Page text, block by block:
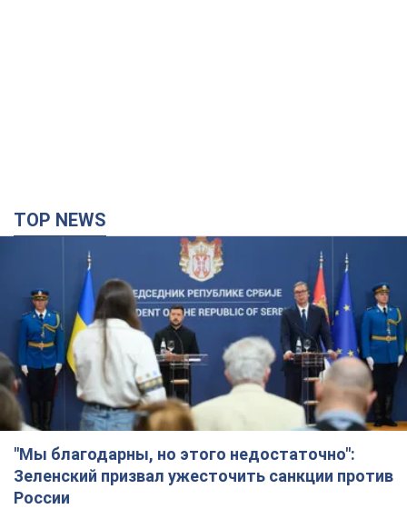
TOP NEWS
"Мы благодарны, но этого недостаточно":
Зеленский призвал ужесточить санкции против
России